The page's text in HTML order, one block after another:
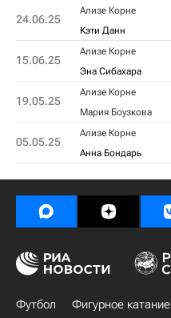
24.06.25
Ализе Корне
Кэти Данн
15.06.25
Ализе Корне
Эна Сибахара
19.05.25
Ализе Корне
Мария Боузкова
05.05.25
Ализе Корне
Анна Бондарь
Футбол Фигурное катание